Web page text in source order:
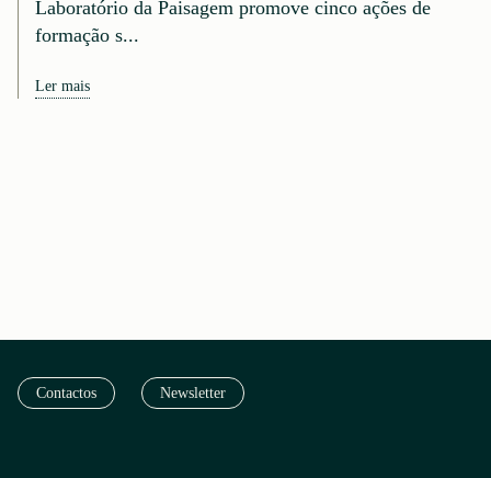
Laboratório da Paisagem promove cinco ações de
formação s...
Ler mais
Contactos Newsletter